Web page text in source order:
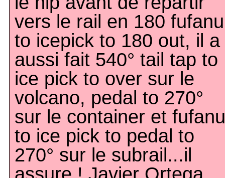
vers le rail en 180 fufanu
to icepick to 180 out, il a
aussi fait 540° tail tap to
ice pick to over sur le
volcano, pedal to 270°
sur le container et fufanu
to ice pick to pedal to
270° sur le subrail...il